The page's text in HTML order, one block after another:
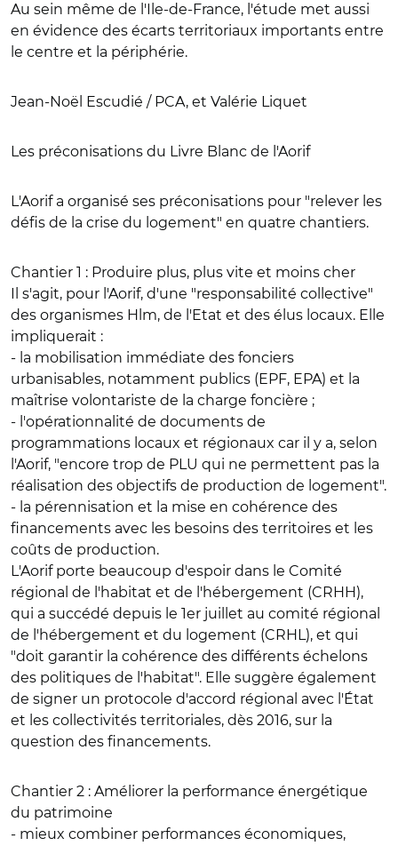
Au sein même de l'Ile-de-France, l'étude met aussi
en évidence des écarts territoriaux importants entre
le centre et la périphérie.
Jean-Noël Escudié / PCA, et Valérie Liquet
Les préconisations du Livre Blanc de l'Aorif
L'Aorif a organisé ses préconisations pour "relever les
défis de la crise du logement" en quatre chantiers.
Chantier 1 : Produire plus, plus vite et moins cher
Il s'agit, pour l'Aorif, d'une "responsabilité collective"
des organismes Hlm, de l'Etat et des élus locaux. Elle
impliquerait :
- la mobilisation immédiate des fonciers
urbanisables, notamment publics (EPF, EPA) et la
maîtrise volontariste de la charge foncière ;
- l'opérationnalité de documents de
programmations locaux et régionaux car il y a, selon
l'Aorif, "encore trop de PLU qui ne permettent pas la
réalisation des objectifs de production de logement".
- la pérennisation et la mise en cohérence des
financements avec les besoins des territoires et les
coûts de production.
L'Aorif porte beaucoup d'espoir dans le Comité
régional de l'habitat et de l'hébergement (CRHH),
qui a succédé depuis le 1er juillet au comité régional
de l'hébergement et du logement (CRHL), et qui
"doit garantir la cohérence des différents échelons
des politiques de l'habitat". Elle suggère également
de signer un protocole d'accord régional avec l'État
et les collectivités territoriales, dès 2016, sur la
question des financements.
Chantier 2 : Améliorer la performance énergétique
du patrimoine
- mieux combiner performances économiques,